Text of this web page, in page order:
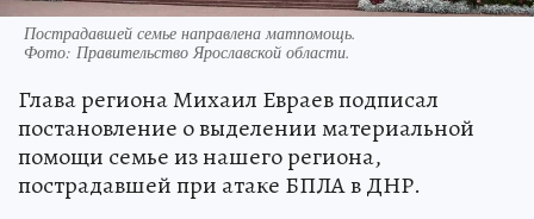
Пострадавшей семье направлена матпомощь.
Фото: Правительство Ярославской области.
Глава региона Михаил Евраев подписал
постановление о выделении материальной
помощи семье из нашего региона,
пострадавшей при атаке БПЛА в ДНР.